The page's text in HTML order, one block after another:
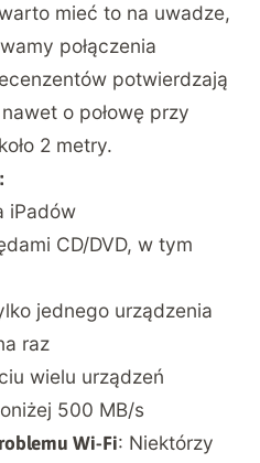
mieć to na uwadze,
połączenia
potwierdzają
o połowę przy
2 metry.
iPadów
CD/DVD, w tym
jednego urządzenia
raz
wielu urządzeń
500 MB/s
Wi-Fi: Niektórzy